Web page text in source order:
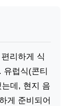
리하게 식
유럽식(콘티
데, 현지 음
게 준비되어